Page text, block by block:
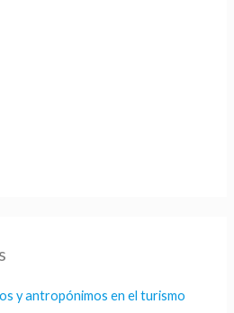
y antropónimos en el turismo